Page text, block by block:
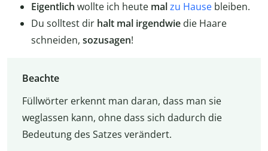
Eigentlich wollte ich heute malzu Hause bleiben.
Du solltest dir halt mal irgendwie die Haare
schneiden, sozusagen!
Beachte
Füllwörter erkennt man daran, dass man sie
weglassen kann, ohne dass sich dadurch die
Bedeutung des Satzes verändert.